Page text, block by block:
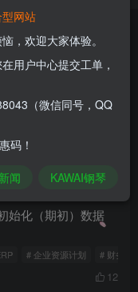
帖子0 粉丝0
始化（期初）数据
# 企业资源计划 # 财务系
12
网站
，欢迎大家体验。
用户中心提交工单，
（微信同号，QQ
码！
闻 KAWAI钢琴